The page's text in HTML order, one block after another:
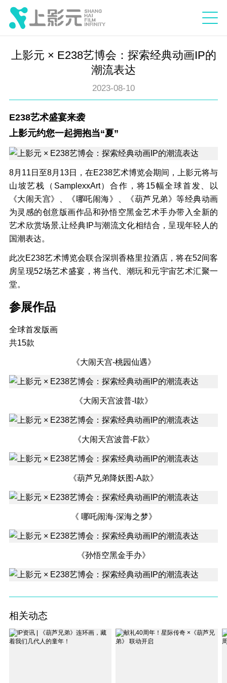
上影元 × E238艺博会：探索经典动画IP的
潮流表达
2023-08-10
E238艺术盛宴来袭
上影元约您一起拥抱当“夏”
8月11日至8月13日，在E238艺术博览会期间，上影元将与
山坡艺栈（SamplexxArt）合作，将15幅全球首发、以
《大闹天宫》、《哪吒闹海》、《葫芦兄弟》等经典动画
为灵感的创意版画作品和孙悟空黑金艺术手办带入全新的
艺术欣赏场景,让经典IP与潮流文化相结合，呈现年轻人的
国潮表达。
此次E238艺术博览会联合深圳香格里拉酒店，将在52间客
房呈现52场艺术盛宴，将当代、潮玩和元宇宙艺术汇聚一
堂。
参展作品
全球首发版画
共15款
《大闹天宫-桃园仙遇》
《大闹天宫波普-I款》
《大闹天宫波普-F款》
《葫芦兄弟降妖图-A款》
《 哪吒闹海-深海之梦》
《孙悟空黑金手办》
相关动态